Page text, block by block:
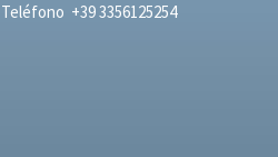
Teléfono +39 3356125254